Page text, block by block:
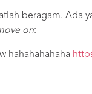
beragam.
on:
hahahahahaha